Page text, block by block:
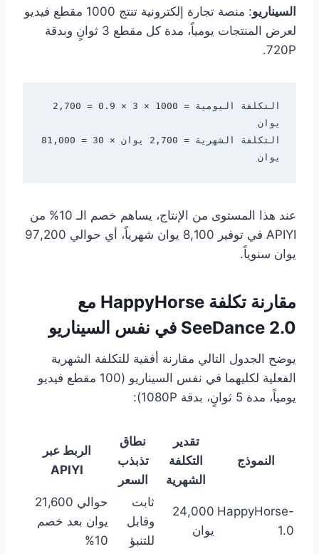
السيناريو
: منصة تجارة إلكترونية تنتج 1000 مقطع فيديو
لعرض المنتجات يومياً، مدة كل مقطع 3 ثوانٍ وبدقة
720P.
يوان
عند هذا المستوى من الإنتاج، يساهم خصم الـ 10% من
APIYI في توفير 8,100 يوان شهرياً، أي حوالي 97,200
يوان سنوياً.
مقارنة تكلفة HappyHorse مع
SeeDance 2.0 في نفس السيناريو
يوضح الجدول التالي مقارنة أفقية للتكلفة الشهرية
الفعلية لكليهما في نفس السيناريو (100 مقطع فيديو
يومياً، مدة 5 ثوانٍ، بدقة 1080P):
النموذج
تقدير
التكلفة
الشهرية
نطاق
تذبذب
السعر
الربط عبر
APIYI
HappyHorse-
1.0
24,000
يوان
ثابت
وقابل
للتنبؤ
حوالي 21,600
يوان بعد خصم
10%